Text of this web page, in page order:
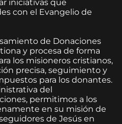
iniciativas que
con el Evangelio de
de Donaciones
y procesa de forma
los misioneros cristianos,
precisa, seguimiento y
para los donantes.
del
permitimos a los
en su misión de
de Jesús en